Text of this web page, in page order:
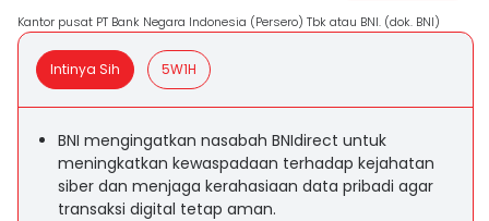
Kantor pusat PT Bank Negara Indonesia (Persero) Tbk atau BNI. (dok. BNI)
Intinya Sih 5W1H
BNI mengingatkan nasabah BNIdirect untuk
meningkatkan kewaspadaan terhadap kejahatan
siber dan menjaga kerahasiaan data pribadi agar
transaksi digital tetap aman.